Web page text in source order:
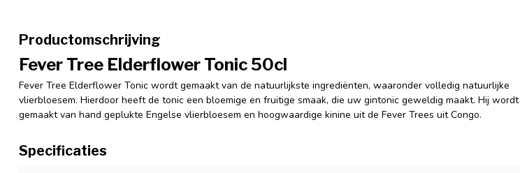
Productomschrijving
Fever Tree Elderflower Tonic 50cl
Fever Tree Elderflower Tonic wordt gemaakt van de natuurlijkste ingrediënten, waaronder volledig natuurlijke
vlierbloesem. Hierdoor heeft de tonic een bloemige en fruitige smaak, die uw gintonic geweldig maakt. Hij wordt
gemaakt van hand geplukte Engelse vlierbloesem en hoogwaardige kinine uit de Fever Trees uit Congo.
Specificaties